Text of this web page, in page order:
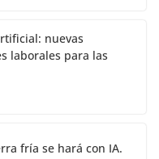
nuevas
laborales para las
fría se hará con IA.